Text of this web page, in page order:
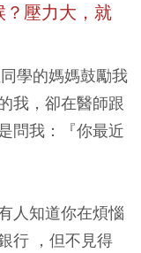
？壓力大，就
學的媽媽鼓勵我
我，卻在醫師跟
問我：『你最近
人知道你在煩惱
行 ，但不見得